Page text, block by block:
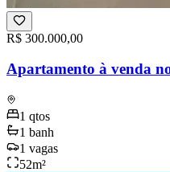
R$ 300.000,00
Apartamento à venda
1 qtos
1 banh
1 vagas
52m²